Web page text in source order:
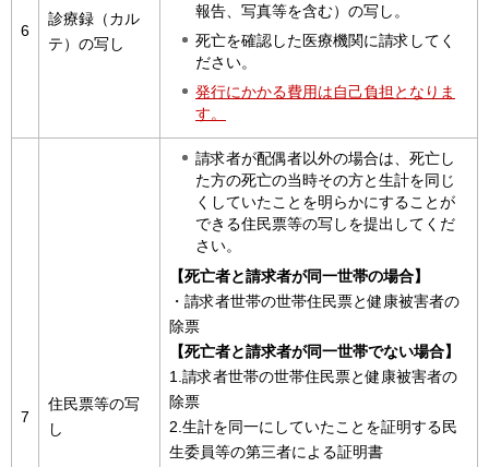
6
診療録（カル
テ）の写し
報告、写真等を含む）の写し。
死亡を確認した医療機関に請求してく
ださい。
発行にかかる費用は自己負担となりま
す。
7
住民票等の写
し
請求者が配偶者以外の場合は、死亡し
た方の死亡の当時その方と生計を同じ
くしていたことを明らかにすることが
できる住民票等の写しを提出してくだ
さい。
【死亡者と請求者が同一世帯の場合】
・請求者世帯の世帯住民票と健康被害者の
除票
【死亡者と請求者が同一世帯でない場合】
1.請求者世帯の世帯住民票と健康被害者の
除票
2.生計を同一にしていたことを証明する民
生委員等の第三者による証明書